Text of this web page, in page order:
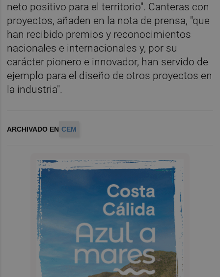
neto positivo para el territorio". Canteras con
proyectos, añaden en la nota de prensa, "que
han recibido premios y reconocimientos
nacionales e internacionales y, por su
carácter pionero e innovador, han servido de
ejemplo para el diseño de otros proyectos en
la industria".
ARCHIVADO EN CEM